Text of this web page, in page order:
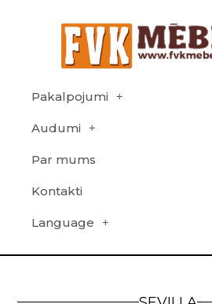
Pakalpojumi
Audumi
Par mums
Kontakti
Language